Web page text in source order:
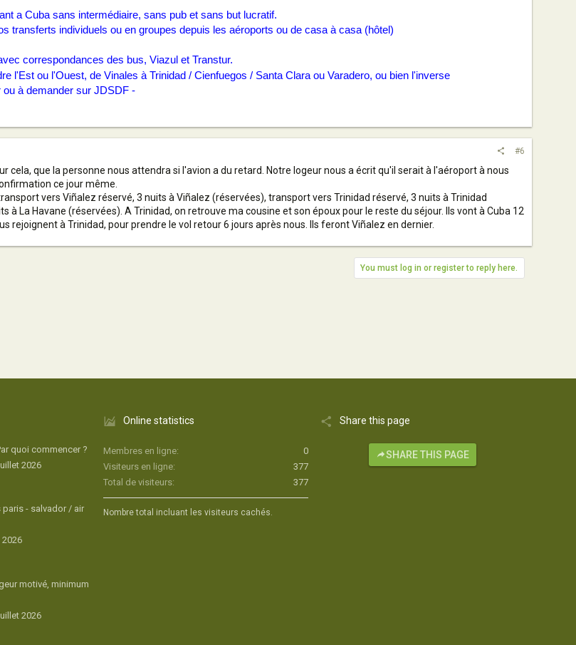
a Cuba sans intermédiaire, sans pub et sans but lucratif.
transferts individuels ou en groupes depuis les aéroports ou de casa à casa (hôtel)
correspondances des bus, Viazul et Transtur.
l'Est ou l'Ouest, de Vinales à Trinidad / Cienfuegos / Santa Clara ou Varadero, ou bien l'inverse
ou à demander sur JDSDF -
#6
cela, que la personne nous attendra si l'avion a du retard. Notre logeur nous a écrit qu'il serait à l'aéroport à nous
ce jour même.
vers Viñalez réservé, 3 nuits à Viñalez (réservées), transport vers Trinidad réservé, 3 nuits à Trinidad
à La Havane (réservées). A Trinidad, on retrouve ma cousine et son époux pour le reste du séjour. Ils vont à Cuba 12
rejoignent à Trinidad, pour prendre le vol retour 6 jours après nous. Ils feront Viñalez en dernier.
You must log in or register to reply here.
quoi commencer ?
2026
- salvador / air
2026
motivé, minimum
2026
Online statistics
Membres en ligne
0
Visiteurs en ligne
377
Total de visiteurs
377
Nombre total incluant les visiteurs cachés.
Share this page
SHARE THIS PAGE